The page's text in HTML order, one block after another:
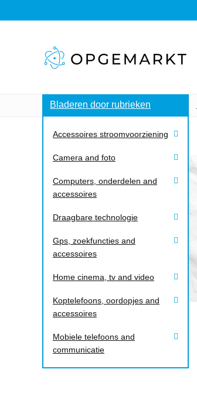
Bladeren door rubrieken
Accessoires stroomvoorziening
Camera and foto
Computers, onderdelen and
accessoires
Draagbare technologie
Gps, zoekfuncties and
accessoires
Home cinema, tv and video
Koptelefoons, oordopjes and
accessoires
Mobiele telefoons and
communicatie